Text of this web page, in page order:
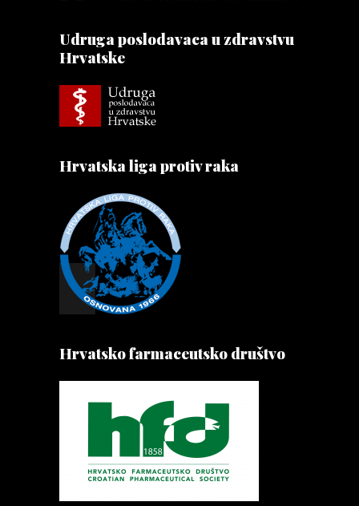
Udruga poslodavaca u zdravstvu
Hrvatske
Hrvatska liga protiv raka
Hrvatsko farmaceutsko društvo